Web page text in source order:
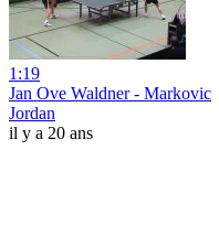
1:19
Jan Ove Waldner - Markovic
Jordan
il y a 20 ans